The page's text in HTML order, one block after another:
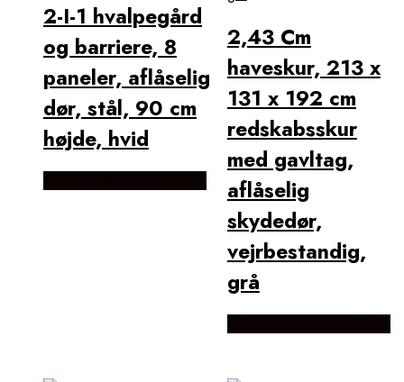
2-I-1 hvalpegård
og barriere, 8
paneler, aflåselig
dør, stål, 90 cm
højde, hvid
2,43 Cm
haveskur, 213 x
131 x 192 cm
redskabsskur
med gavltag,
aflåselig
skydedør,
vejrbestandig,
grå